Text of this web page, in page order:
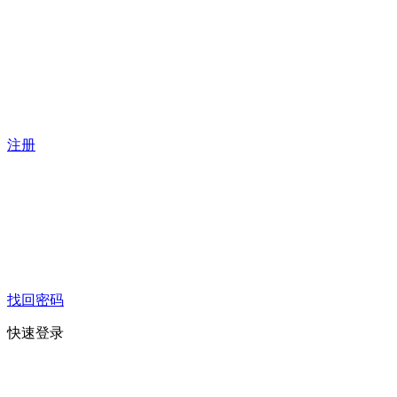
注册
找回密码
快速登录